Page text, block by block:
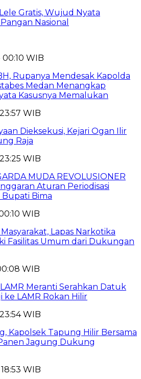
Gratis, Wujud Nyata
Nasional
WIB
Rupanya Mendesak Kapolda
Medan Menangkap
Kasusnya Memalukan
WIB
Dieksekusi, Kejari Ogan Ilir
Raja
WIB
MUDA REVOLUSIONER
Aturan Periodisasi
Bima
WIB
Lapas Narkotika
Fasilitas Umum dari Dukungan
WIB
Meranti Serahkan Datuk
ke LAMR Rokan Hilir
WIB
Kapolsek Tapung Hilir Bersama
Jagung Dukung
WIB